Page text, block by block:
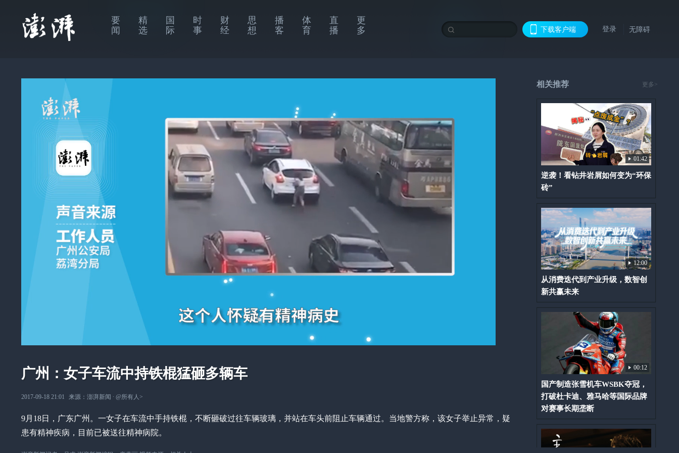
要
闻
精
选
国
际
时
事
财
经
思
想
播
客
体
育
直
播
更
多
下载客户端 登录 无障碍
广州：女子车流中持铁棍猛砸多辆车
2017-09-18 21:01 来源： 澎湃新闻 ∙ @所有人 >
9月18日，广东广州。一女子在车流中手持铁棍，不断砸破过往车辆玻璃，并站在车头前阻止车辆通过。当地警方称，该女子举止异常，疑
患有精神疾病，目前已被送往精神病院。
相关推荐 更多>
01:42
逆袭！看钻井岩屑如何变为“环保
砖”
12:00
从消费迭代到产业升级，数智创
新共赢未来
00:12
国产制造张雪机车WSBK夺冠，
打破杜卡迪、雅马哈等国际品牌
对赛事长期垄断